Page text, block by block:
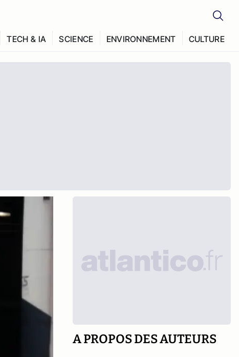
TECH & IA SCIENCE ENVIRONNEMENT CULTURE
A PROPOS DES AUTEURS